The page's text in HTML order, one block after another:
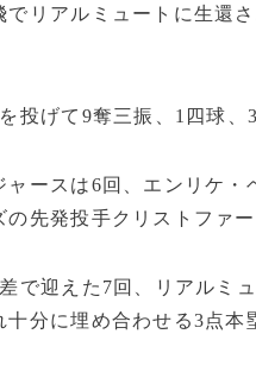
でリアルミュートに生還
投げて9奪三振、1四球、
ャースは6回、エンリケ
の先発投手クリストファ
で迎えた7回、リアルミ
十分に埋め合わせる3点本